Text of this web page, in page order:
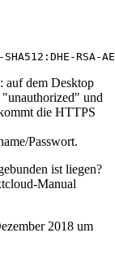
RSA-
auf dem Desktop
und
die HTTPS
Passwort.
ist liegen?
Manual
2018 um